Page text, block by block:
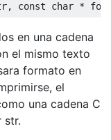
, const char *
en una cadena
el mismo texto
formato en
el
una cadena C
str.